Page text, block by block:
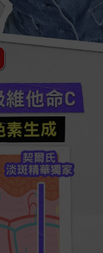
他命C
生成
契爾氏
淡斑精華獨家